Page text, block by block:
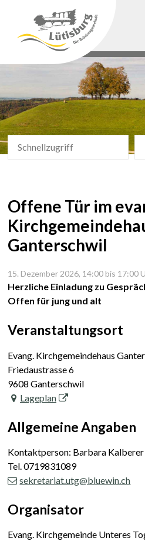
Navigieren in der
Schnellnavigation
Mobile Hauptnavigation
Schnellzugriff
Schnellzugriff
Offene Tür im
Ganterschwil
15. Dezember 2026, 14:00 bis 17:00
Herzliche Einladung zu
Offen für jung und alt
Veranstaltungsort
Evang. Kirchgemeindehaus
Friedaustrasse 6
9608 Ganterschwil
Lageplan
Allgemeine Angaben
Kontaktperson: Barbara Kalberer
Tel.0719831089
sekretariat.utg@bluewin.ch
Organisator
Evang. Kirchgemeinde Unteres